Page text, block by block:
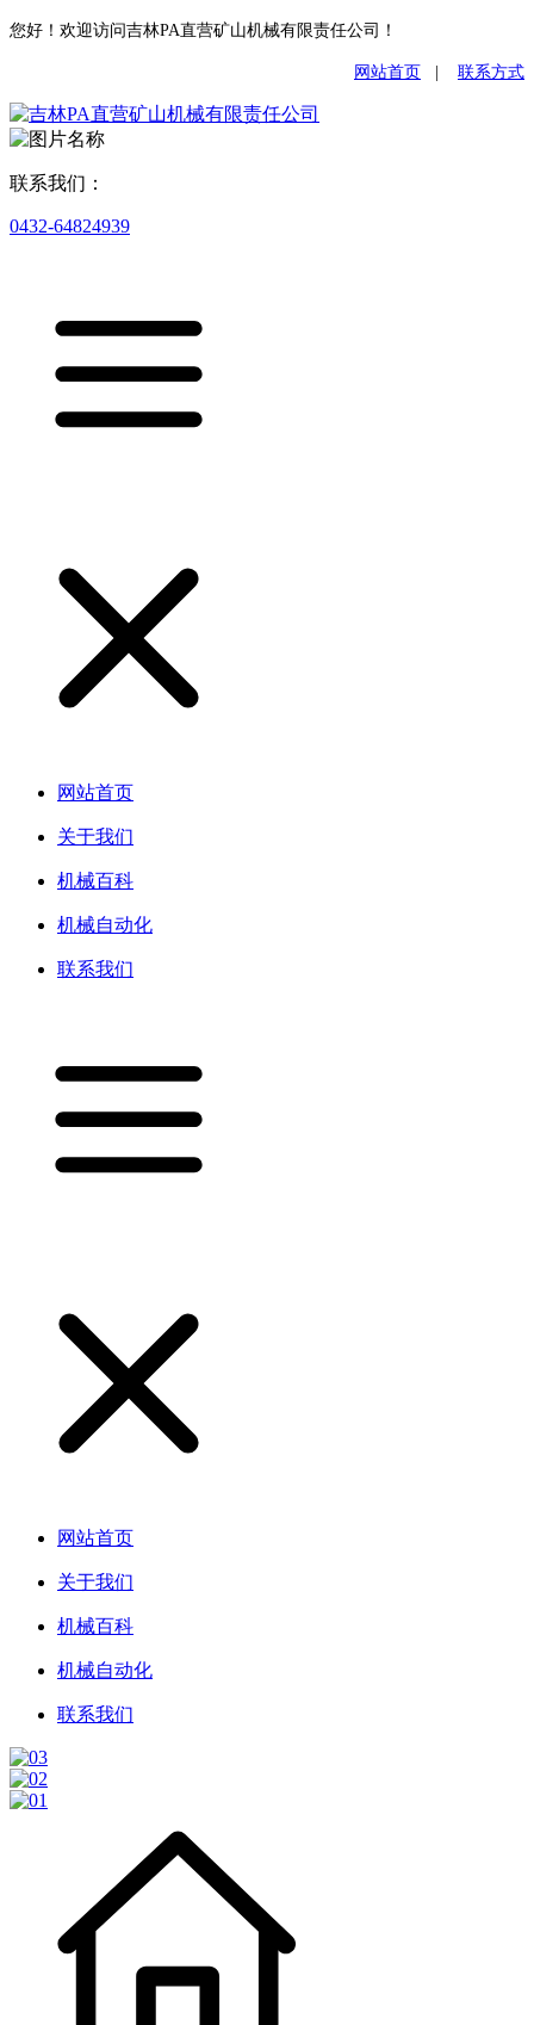
您好！欢迎访问吉林PA直营矿山机械有限责任公司！
网站首页 联系方式
联系我们：
0432-64824939
网站首页
关于我们
机械百科
机械自动化
联系我们
网站首页
关于我们
机械百科
机械自动化
联系我们